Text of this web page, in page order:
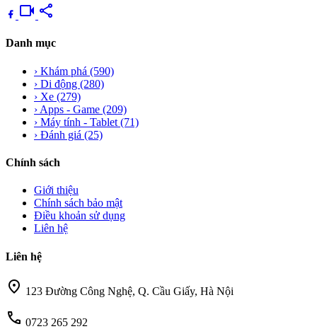
videocam share
Danh mục
› Khám phá (590)
› Di động (280)
› Xe (279)
› Apps - Game (209)
› Máy tính - Tablet (71)
› Đánh giá (25)
Chính sách
Giới thiệu
Chính sách bảo mật
Điều khoản sử dụng
Liên hệ
Liên hệ
location_on 123 Đường Công Nghệ, Q. Cầu Giấy, Hà Nội
call 0723 265 292